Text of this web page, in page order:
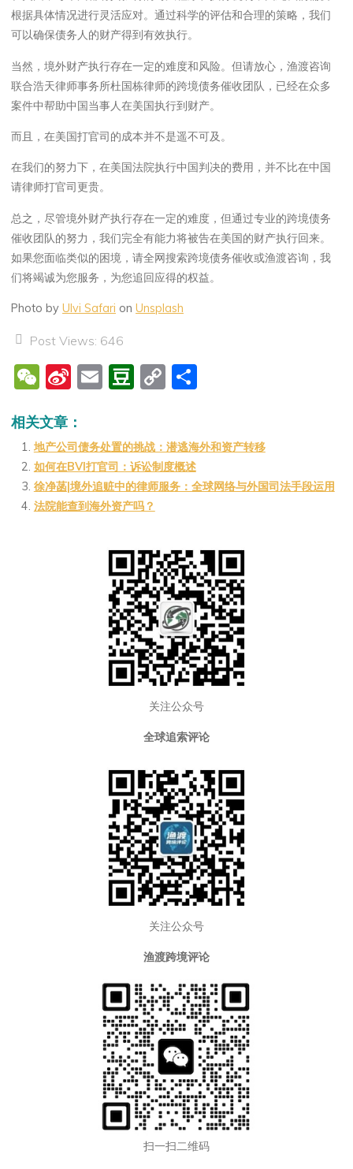
根据具体情况进行灵活应对。通过科学的评估和合理的策略，我们
可以确保债务人的财产得到有效执行。
当然，境外财产执行存在一定的难度和风险。但请放心，渔渡咨询
联合浩天律师事务所杜国栋律师的跨境债务催收团队，已经在众多
案件中帮助中国当事人在美国执行到财产。
而且，在美国打官司的成本并不是遥不可及。
在我们的努力下，在美国法院执行中国判决的费用，并不比在中国
请律师打官司更贵。
总之，尽管境外财产执行存在一定的难度，但通过专业的跨境债务
催收团队的努力，我们完全有能力将被告在美国的财产执行回来。
如果您面临类似的困境，请全网搜索跨境债务催收或渔渡咨询，我
们将竭诚为您服务，为您追回应得的权益。
Photo byUlvi Safari onUnsplash
Post Views: 646
W
C
h
at
Si
a
W
ei
b
E
l
D
b
a
n
C
y
Li
相关文章：
地产公司债务处置的挑战：潜逃海外和资产转移
如何在BVI打官司：诉讼制度概述
徐净菡|境外追赃中的律师服务：全球网络与外国司法手段运用
法院能查到海外资产吗？
关注公众号
全球追索评论
关注公众号
渔渡跨境评论
扫一扫二维码